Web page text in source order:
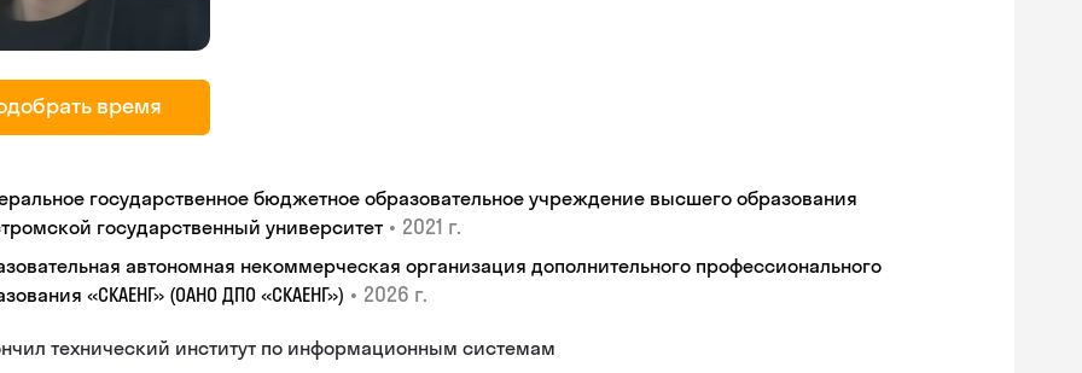
время
государственное бюджетное образовательное учреждение высшего образования
государственный университет • 2021 г.
автономная некоммерческая организация дополнительного профессионального
«СКАЕНГ» (ОАНО ДПО «СКАЕНГ») • 2026 г.
технический институт по информационным системам